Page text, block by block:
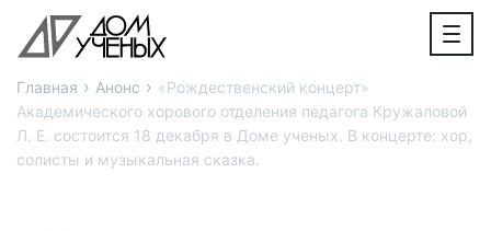
Главная › Анонс › «Рождественский концерт»
Академического хорового отделения педагога Кружаловой
Л. Е. состоится 18 декабря в Доме ученых. В концерте: хор,
солисты и музыкальная сказка.